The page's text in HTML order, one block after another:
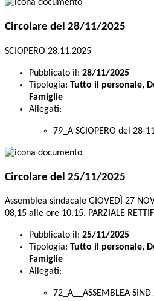
Circolare del 28/11/2025
SCIOPERO 28.11.2025
Pubblicato il: 28/11/2025
Tipologia: Tutto il personale,
Famiglie
Allegati:
79_A SCIOPERO del 28-
Circolare del 25/11/2025
Assemblea sindacale GIOVEDÌ 27
08,15 alle ore 10.15. PARZIALE
Pubblicato il: 25/11/2025
Tipologia: Tutto il personale,
Famiglie
Allegati:
72_A__ASSEMBLEA